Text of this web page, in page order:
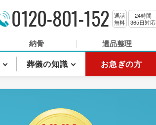
0120-801-152
通話
無料
24時間
365日対応
納骨 遺品整理
葬儀の知識 お急ぎの方